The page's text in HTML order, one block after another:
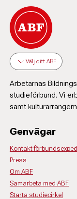
Välj ditt ABF
Arbetarnas
studieförbund. Vi
samt
Genvägar
Kontakt
Press
Om ABF
Samarbeta med ABF
Starta studiecirkel